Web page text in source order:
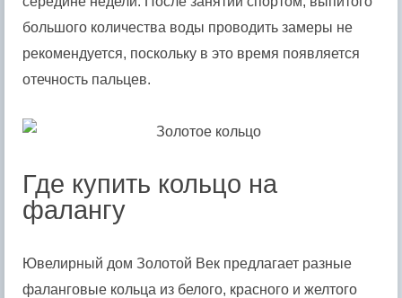
большого количества воды проводить замеры не
рекомендуется, поскольку в это время появляется
отечность пальцев.
Где купить кольцо на
фалангу
Ювелирный дом Золотой Век предлагает разные
фаланговые кольца из белого, красного и желтого